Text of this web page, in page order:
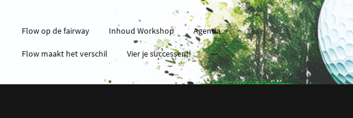
Flow op de fairway Inhoud Workshop Agenda
Flow maakt het verschil Vier je successen!!